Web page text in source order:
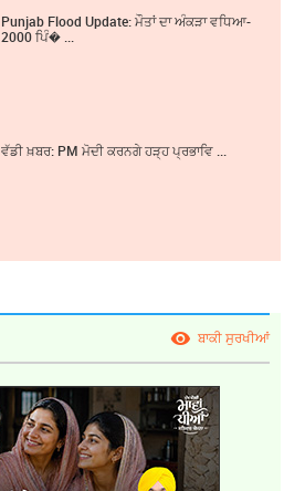
Punjab Flood Update: ਮੌਤਾਂ ਦਾ ਅੰਕੜਾ ਵਧਿਆ-
2000 ਪਿੰ� ...
ਵੱਡੀ ਖ਼ਬਰ: PM ਮੋਦੀ ਕਰਨਗੇ ਹੜ੍ਹ ਪ੍ਰਭਾਵਿ ...
ਬਾਕੀ ਸੁਰਖੀਆਂ